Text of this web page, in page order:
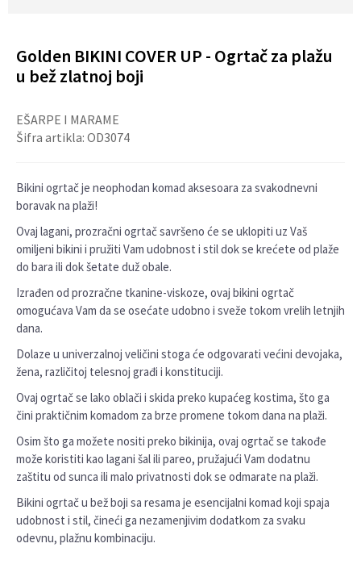
Golden BIKINI COVER UP - Ogrtač za plažu
u bež zlatnoj boji
EŠARPE I MARAME
Šifra artikla: OD3074
Bikini ogrtač je neophodan komad aksesoara za svakodnevni
boravak na plaži!
Ovaj lagani, prozračni ogrtač savršeno će se uklopiti uz Vaš
omiljeni bikini i pružiti Vam udobnost i stil dok se krećete od plaže
do bara ili dok šetate duž obale.
Izrađen od prozračne tkanine-viskoze, ovaj bikini ogrtač
omogućava Vam da se osećate udobno i sveže tokom vrelih letnjih
dana.
Dolaze u univerzalnoj veličini stoga će odgovarati većini devojaka,
žena, različitoj telesnoj građi i konstituciji.
Ovaj ogrtač se lako oblači i skida preko kupaćeg kostima, što ga
čini praktičnim komadom za brze promene tokom dana na plaži.
Osim što ga možete nositi preko bikinija, ovaj ogrtač se takođe
može koristiti kao lagani šal ili pareo, pružajući Vam dodatnu
zaštitu od sunca ili malo privatnosti dok se odmarate na plaži.
Bikini ogrtač u bež boji sa resama je esencijalni komad koji spaja
udobnost i stil, čineći ga nezamenjivim dodatkom za svaku
odevnu, plažnu kombinaciju.